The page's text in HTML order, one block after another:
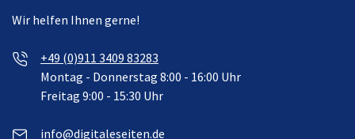
Wir helfen Ihnen gerne!
+49 (0)911 3409 83283
Montag - Donnerstag 8:00 - 16:00 Uhr
Freitag 9:00 - 15:30 Uhr
info@digitaleseiten.de